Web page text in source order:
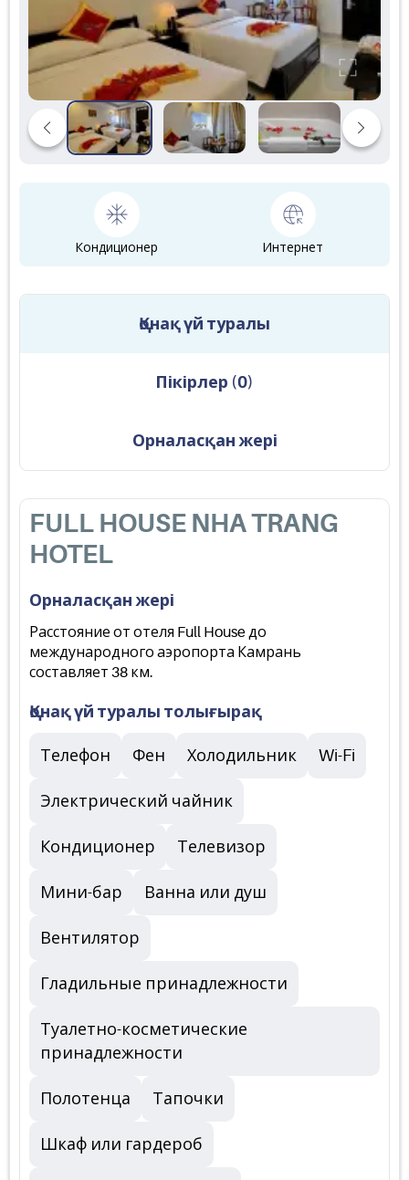
Кондиционер Интернет
Қонақ үй туралы
Пікірлер (0)
Орналасқан жері
FULL HOUSE NHA TRANG
HOTEL
Орналасқан жері
Расстояние от отеля Full House до
международного аэропорта Камрань
составляет 38 км.
Қонақ үй туралы толығырақ
Телефон Фен Холодильник Wi-Fi
Электрический чайник
Кондиционер Телевизор
Мини-бар Ванна или душ
Вентилятор
Гладильные принадлежности
Туалетно-косметические
принадлежности
Полотенца Тапочки
Шкаф или гардероб